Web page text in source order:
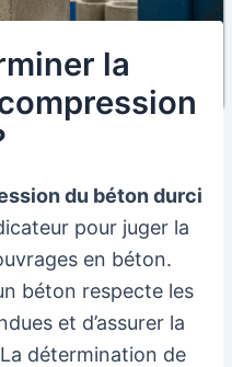
la
du béton durci
pour juger la
en béton.
béton respecte les
et d’assurer la
détermination de